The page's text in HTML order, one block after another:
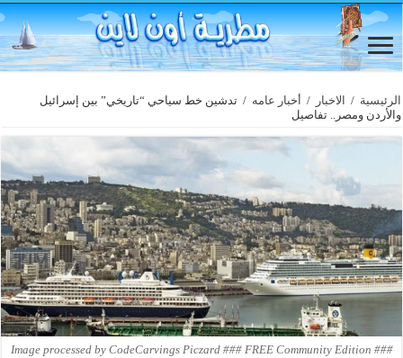
الرئيسية / الاخبار / أخبار عامه / تدشين خط سياحي “تاريخي” بين إسرائيل
والأردن ومصر.. تفاصيل
Image processed by CodeCarvings Piczard ### FREE Community Edition ###